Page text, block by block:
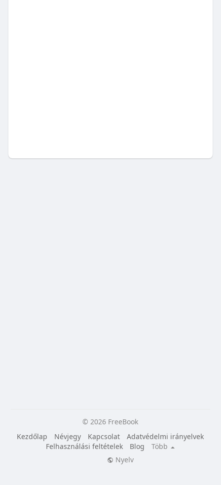
© 2026 FreeBook
Kezdőlap
Névjegy Kapcsolat
Adatvédelmi irányelvek
Felhasználási feltételek
Blog
Több
Nyelv